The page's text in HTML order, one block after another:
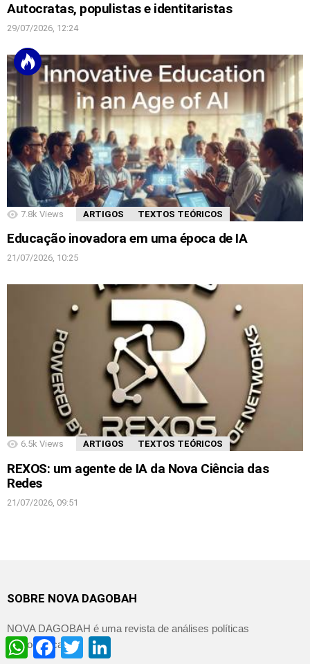
Autocratas, populistas e identitaristas
29/07/2026, 12:24
7.8k Views ARTIGOS TEXTOS TEÓRICOS
Educação inovadora em uma época de IA
21/07/2026, 10:25
6.5k Views ARTIGOS TEXTOS TEÓRICOS
REXOS: um agente de IA da Nova Ciência das
Redes
21/07/2026, 09:51
SOBRE NOVA DAGOBAH
NOVA DAGOBAH é uma revista de análises políticas
democráticas.
WhatsAppFacebookTwitter